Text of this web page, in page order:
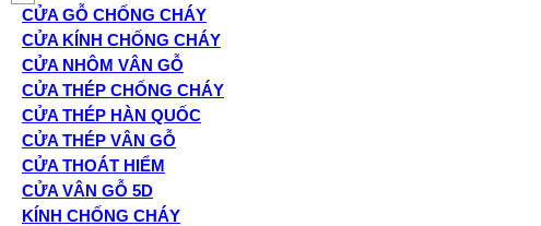
CỬA GỖ CHỐNG CHÁY
CỬA KÍNH CHỐNG CHÁY
CỬA NHÔM VÂN GỖ
CỬA THÉP CHỐNG CHÁY
CỬA THÉP HÀN QUỐC
CỬA THÉP VÂN GỖ
CỬA THOÁT HIỂM
CỬA VÂN GỖ 5D
KÍNH CHỐNG CHÁY